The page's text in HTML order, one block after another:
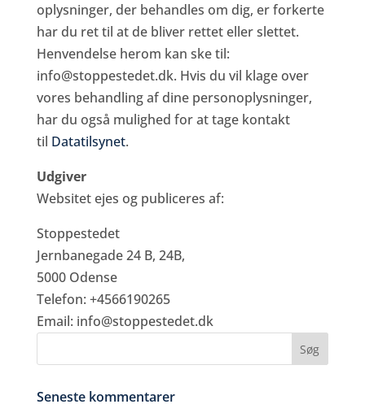
oplysninger, der behandles om dig, er forkerte
har du ret til at de bliver rettet eller slettet.
Henvendelse herom kan ske til:
info@stoppestedet.dk. Hvis du vil klage over
vores behandling af dine personoplysninger,
har du også mulighed for at tage kontakt
til Datatilsynet.
Udgiver
Websitet ejes og publiceres af:
Stoppestedet
Jernbanegade 24 B, 24B,
5000 Odense
Telefon: +4566190265
Email: info@stoppestedet.dk
Seneste kommentarer